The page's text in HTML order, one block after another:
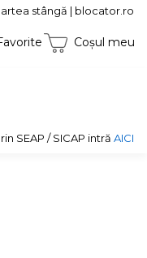
stângă | blocator.ro
Coșul meu
SEAP / SICAP intră AICI